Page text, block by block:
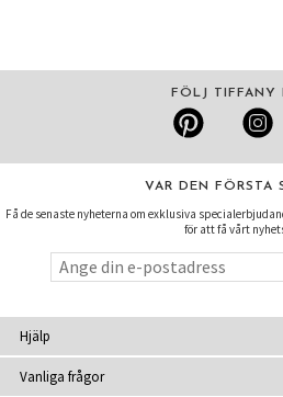
FÖLJ TIFFANY
VAR DEN FÖRSTA
Få de senaste nyheterna om exklusiva
för att få vårt
Hjälp
Vanliga frågor